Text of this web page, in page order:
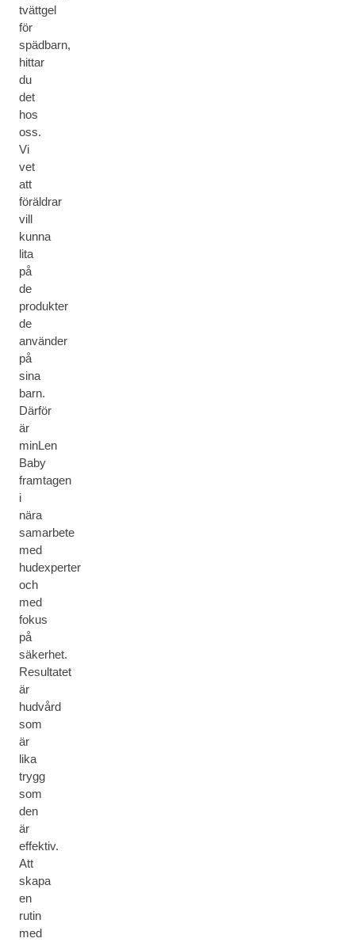
tvättgel
för
spädbarn,
hittar
du
det
hos
oss.
Vi
vet
att
föräldrar
vill
kunna
lita
på
de
produkter
de
använder
på
sina
barn.
Därför
är
minLen
Baby
framtagen
i
nära
samarbete
med
hudexperter
och
med
fokus
på
säkerhet.
Resultatet
är
hudvård
som
är
lika
trygg
som
den
är
effektiv.
Att
skapa
en
rutin
med